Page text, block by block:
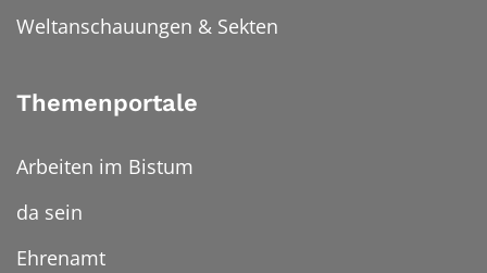
Weltanschauungen & Sekten
Themenportale
Arbeiten im Bistum
da sein
Ehrenamt